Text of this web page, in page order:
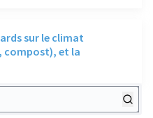
sur le climat
et la